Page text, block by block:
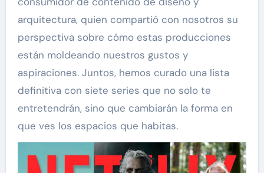
arquitectura, quien compartió con nosotros su
perspectiva sobre cómo estas producciones
están moldeando nuestros gustos y
aspiraciones. Juntos, hemos curado una lista
definitiva con siete series que no solo te
entretendrán, sino que cambiarán la forma en
que ves los espacios que habitas.